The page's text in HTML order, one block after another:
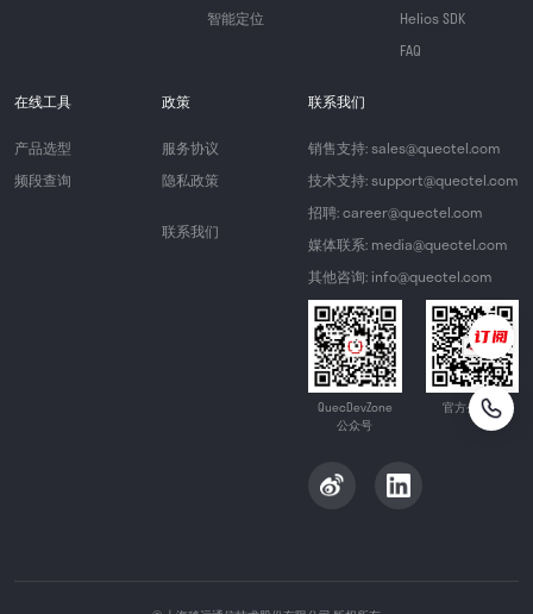
智能定位
Helios SDK
FAQ
在线工具
产品选型
频段查询
政策
服务协议
隐私政策
联系我们
联系我们
销售支持: sales@quectel.com
技术支持: support@quectel.com
招聘: career@quectel.com
媒体联系: media@quectel.com
其他咨询: info@quectel.com
QuecDevZone
公众号
官方公众号